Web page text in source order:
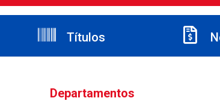
Títulos
Departamentos